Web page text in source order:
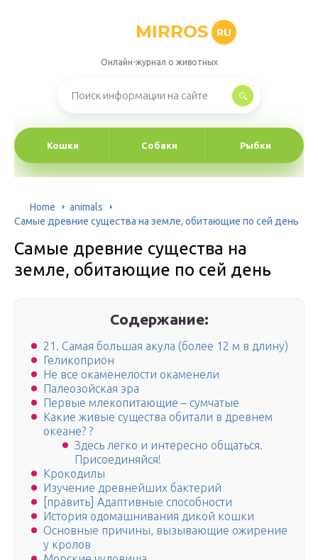
MIRROS RU
Онлайн-журнал о животных
Кошки Собаки Рыбки
Home
animals
Самые древние существа на земле, обитающие по сей день
Самые древние существа на
земле, обитающие по сей день
Содержание:
21. Самая большая акула (более 12 м в длину)
Геликоприон
Не все окаменелости окаменели
Палеозойская эра
Первые млекопитающие – сумчатые
Какие живые существа обитали в древнем
океане? ?
Здесь легко и интересно общаться.
Присоединяйся!
Крокодилы
Изучение древнейших бактерий
[править] Адаптивные способности
История одомашнивания дикой кошки
Основные причины, вызывающие ожирение
у кролов